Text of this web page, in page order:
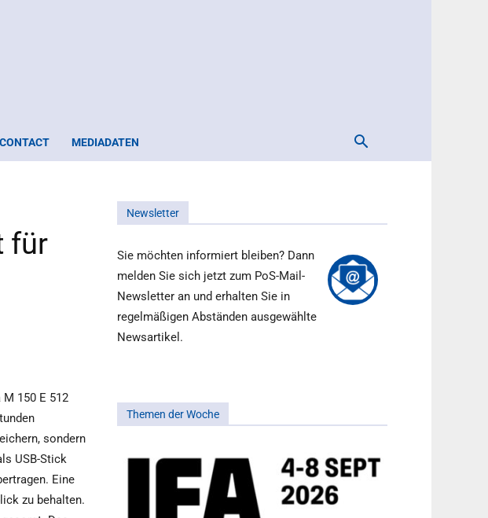
MEDIADATEN
für
150 E 512
sondern
USB-Stick
Eine
zu behalten.
Newsletter
Sie möchten informiert bleiben? Dann
melden Sie sich jetzt zum PoS-Mail-
Newsletter an und erhalten Sie in
regelmäßigen Abständen ausgewählte
Newsartikel.
Themen der Woche